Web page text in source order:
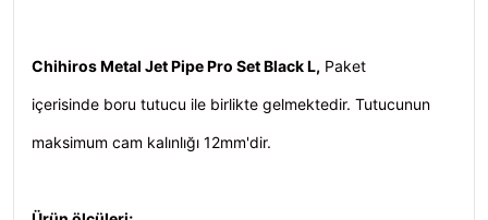
Chihiros Metal Jet Pipe Pro Set Black L, Paket
içerisinde boru tutucu ile birlikte gelmektedir. Tutucunun
maksimum cam kalınlığı 12mm'dir.